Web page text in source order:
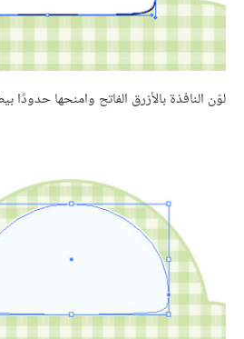
لوّن النافذة بالأزرق الفاتح وامنحها حدودًا